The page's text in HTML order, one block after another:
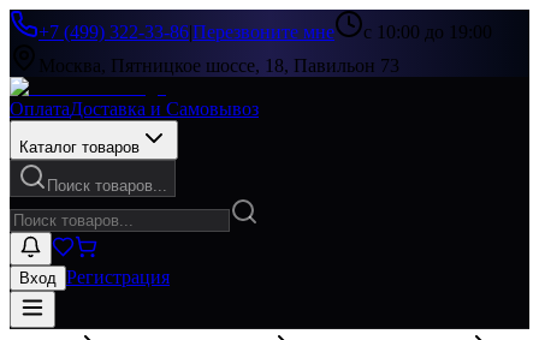
+7 (499) 322-33-86|Перезвоните мне
с 10:00 до 19:00
Москва, Пятницкое шоссе, 18, Павильон 73
ОплатаДоставка и Самовывоз
Каталог товаров
Поиск товаров...
Вход Регистрация